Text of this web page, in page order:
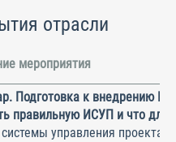
отрасли
мероприятия
Подготовка к внедрению
правильную ИСУП и что для
управления